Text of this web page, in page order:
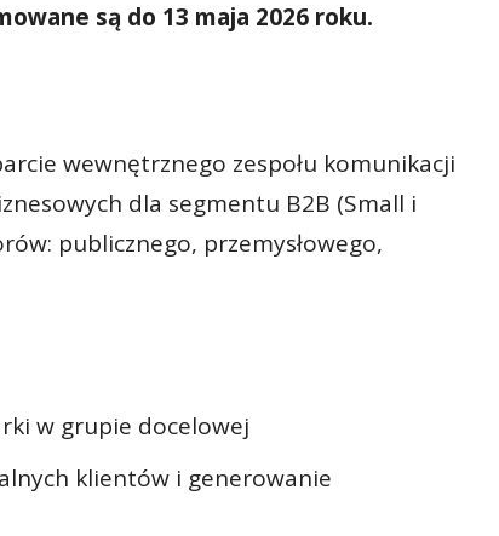
są do 13 maja 2026 roku.
wewnętrznego zespołu komunikacji
dla segmentu B2B (Small i
publicznego, przemysłowego,
w grupie docelowej
klientów i generowanie